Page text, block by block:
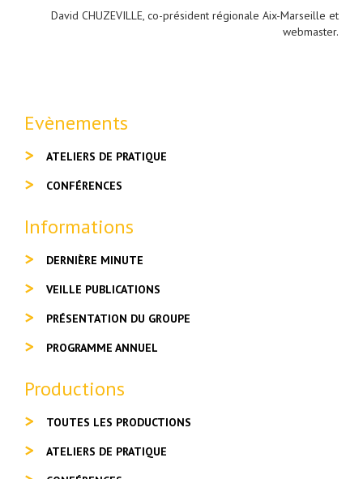
David CHUZEVILLE, co-président régionale Aix-Marseille et
webmaster.
Evènements
ATELIERS DE PRATIQUE
CONFÉRENCES
Informations
DERNIÈRE MINUTE
VEILLE PUBLICATIONS
PRÉSENTATION DU GROUPE
PROGRAMME ANNUEL
Productions
TOUTES LES PRODUCTIONS
ATELIERS DE PRATIQUE